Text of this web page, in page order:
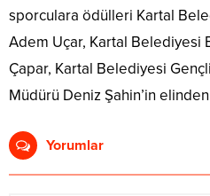
sporculara ödülleri Kartal
Adem Uçar, Kartal Belediyesi
Çapar, Kartal Belediyesi
Müdürü Deniz Şahin’in elinden
Yorumlar